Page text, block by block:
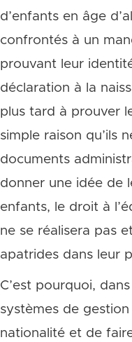
d’enfants en âge
confrontés à un
prouvant leur
déclaration à la
plus tard à prouver
simple raison qu’ils
documents
donner une idée de
enfants, le droit à
ne se réalisera pas
apatrides dans leur
C’est pourquoi,
systèmes de
nationalité et de